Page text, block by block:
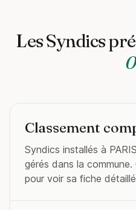
Les Syndics
Classement
Syndics installés à
gérés dans la commune.
pour voir sa fiche